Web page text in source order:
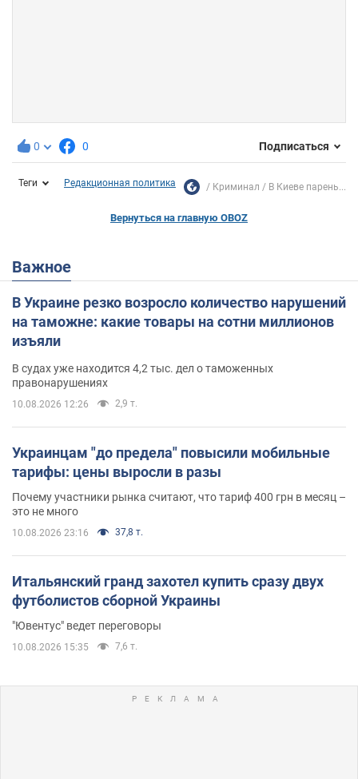
0 0 Подписаться
Теги Редакционная политика Криминал В Киеве парень...
Вернуться на главную OBOZ
Важное
В Украине резко возросло количество нарушений
на таможне: какие товары на сотни миллионов
изъяли
В судах уже находится 4,2 тыс. дел о таможенных
правонарушениях
10.08.2026 12:26 2,9 т.
Украинцам "до предела" повысили мобильные
тарифы: цены выросли в разы
Почему участники рынка считают, что тариф 400 грн в месяц –
это не много
10.08.2026 23:16 37,8 т.
Итальянский гранд захотел купить сразу двух
футболистов сборной Украины
"Ювентус" ведет переговоры
10.08.2026 15:35 7,6 т.